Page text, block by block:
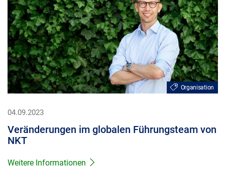
Organisation
04.09.2023
Veränderungen im globalen Führungsteam von
NKT
Weitere Informationen